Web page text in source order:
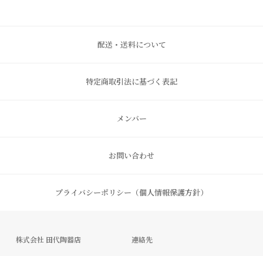
配送・送料について
特定商取引法に基づく表記
メンバー
お問い合わせ
プライバシーポリシー（個人情報保護方針）
株式会社 田代陶器店 連絡先